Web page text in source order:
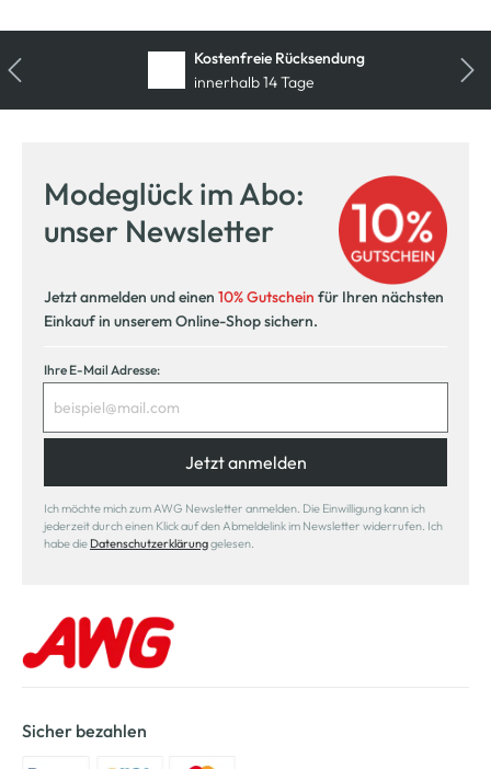
Kostenfreie Rücksendung
innerhalb 14 Tage
Modeglück im Abo:
unser Newsletter
Jetzt anmelden und einen 10% Gutschein für Ihren nächsten
Einkauf in unserem Online-Shop sichern.
Ihre E-Mail Adresse:
Jetzt anmelden
Ich möchte mich zum AWG Newsletter anmelden. Die Einwilligung kann ich
jederzeit durch einen Klick auf den Abmeldelink im Newsletter widerrufen. Ich
habe die Datenschutzerklärunggelesen.
Sicher bezahlen